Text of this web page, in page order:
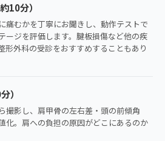
10分）
痛むかを丁寧にお聞きし、動作テストで
ージを評価します。腱板損傷など他の疾
形外科の受診をおすすめすることもあり
）
撮影し、肩甲骨の左右差・頭の前傾角
化。肩への負担の原因がどこにあるのか